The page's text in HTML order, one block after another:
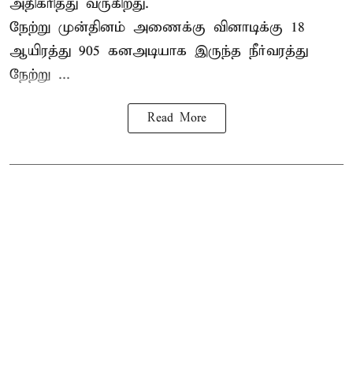
நேற்று முன்தினம் அணைக்கு வினாடிக்கு 18
ஆயிரத்து 905 கனஅடியாக இருந்த நீர்வரத்து
நேற்று ...
Read More